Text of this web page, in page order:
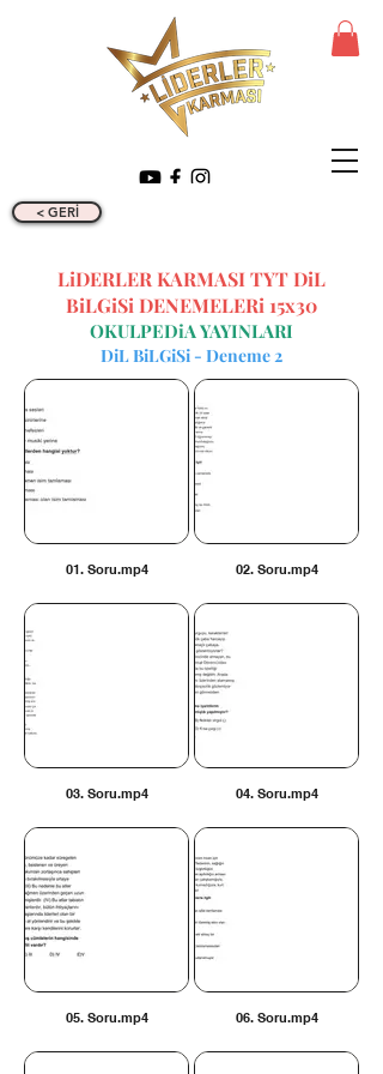
< GERİ
LiDERLER KARMASI TYT DiL
BiLGiSi DENEMELERi 15x30
OKULPEDiA YAYINLARI
DiL BiLGiSi - Deneme 2
01. Soru.mp4 02. Soru.mp4
03. Soru.mp4 04. Soru.mp4
05. Soru.mp4 06. Soru.mp4